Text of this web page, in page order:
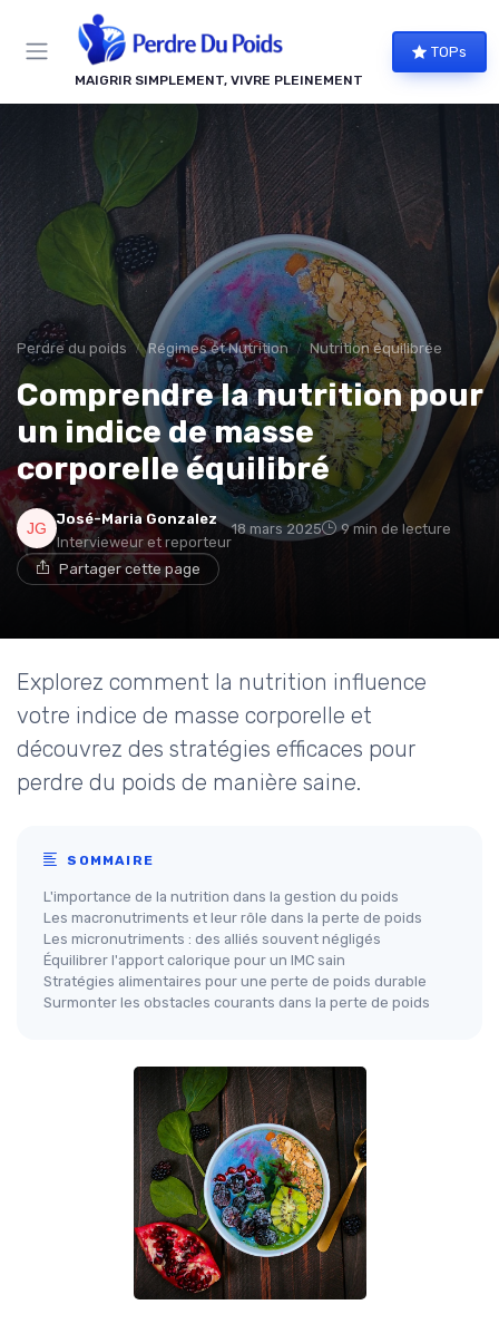
MAIGRIR SIMPLEMENT, VIVRE PLEINEMENT
TOPs
Perdre du poids Régimes et Nutrition Nutrition équilibrée
Comprendre la nutrition pour
un indice de masse
corporelle équilibré
José-Maria Gonzalez
Intervieweur et reporteur
18 mars 2025 9 min de lecture
Partager cette page
Explorez comment la nutrition influence
votre indice de masse corporelle et
découvrez des stratégies efficaces pour
perdre du poids de manière saine.
SOMMAIRE
L'importance de la nutrition dans la gestion du poids
Les macronutriments et leur rôle dans la perte de poids
Les micronutriments : des alliés souvent négligés
Équilibrer l'apport calorique pour un IMC sain
Stratégies alimentaires pour une perte de poids durable
Surmonter les obstacles courants dans la perte de poids
Panneau de gestion des cookies